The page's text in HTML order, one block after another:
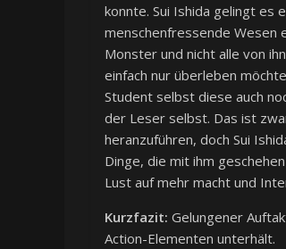
konnte. Sui Ishida gelingt es
menschenfressende Wesen
Monster und nicht alle von
einfach nur überleben
Student selbst diese auch
der Leser selbst. Das ist
heranzuführen, doch Sui
Dinge, die mit ihm
Lust auf mehr macht und
Kurzfazit: Gelungener
Action-Elementen unterhält.